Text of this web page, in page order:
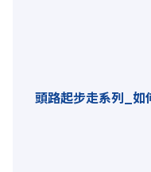
頭路起步走系列_如